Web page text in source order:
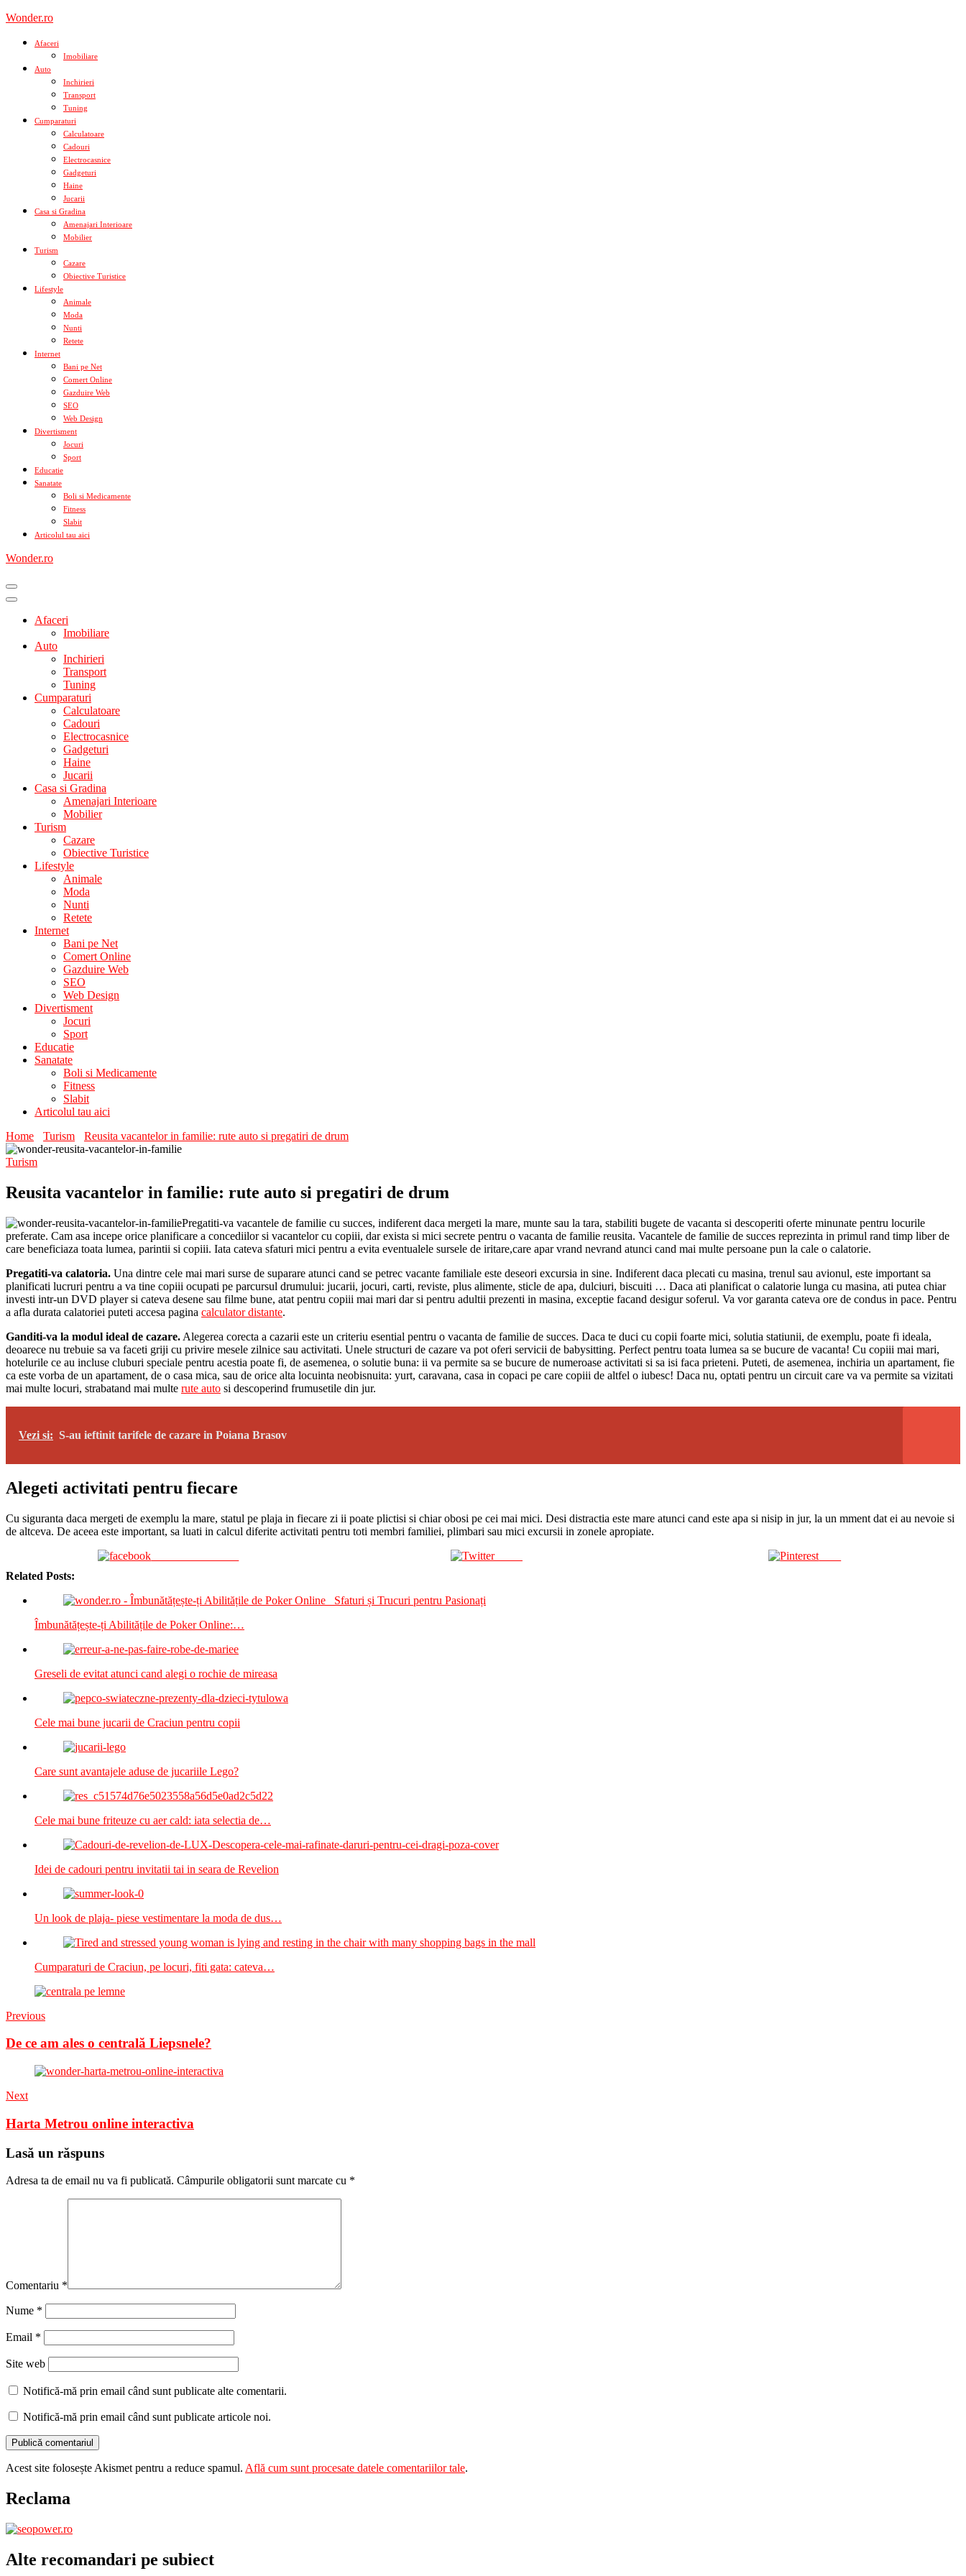
Skip
content
Wonder.ro
Afaceri
Imobiliare
Auto
Inchirieri
Transport
Tuning
Cumparaturi
Calculatoare
Cadouri
Electrocasnice
Gadgeturi
Haine
Jucarii
Casa si Gradina
Amenajari Interioare
Mobilier
Turism
Cazare
Obiective Turistice
Lifestyle
Animale
Moda
Nunti
Retete
Internet
Bani pe Net
Comert Online
Gazduire Web
SEO
Web Design
Divertisment
Jocuri
Sport
Educatie
Sanatate
Boli si Medicamente
Fitness
Slabit
Articolul tau aici
Wonder.ro
Afaceri
Imobiliare
Auto
Inchirieri
Transport
Tuning
Cumparaturi
Calculatoare
Cadouri
Electrocasnice
Gadgeturi
Haine
Jucarii
Casa si Gradina
Amenajari Interioare
Mobilier
Turism
Cazare
Obiective Turistice
Lifestyle
Animale
Moda
Nunti
Retete
Internet
Bani pe Net
Comert Online
Gazduire Web
SEO
Web Design
Divertisment
Jocuri
Sport
Educatie
Sanatate
Boli si Medicamente
Fitness
Slabit
Articolul tau aici
Home
Turism Reusita vacantelor in familie: rute auto si pregatiri de drum
Turism
Reusita vacantelor in familie: rute auto si pregatiri de drum
Pregatiti-va vacantele de familie cu succes, indiferent daca mergeti la mare, munte sau la tara, stabiliti bugete de vacanta si descoperiti oferte minunate pentru locurile
preferate. Cam asa incepe orice planificare a concediilor si vacantelor cu copiii, dar exista si mici secrete pentru o vacanta de familie reusita. Vacantele de familie de succes reprezinta in primul rand timp liber de
care beneficiaza toata lumea, parintii si copiii. Iata cateva sfaturi mici pentru a evita eventualele sursele de iritare,care apar vrand nevrand atunci cand mai multe persoane pun la cale o calatorie.
Pregatiti-va calatoria. Una dintre cele mai mari surse de suparare atunci cand se petrec vacante familiale este deseori excursia in sine. Indiferent daca plecati cu masina, trenul sau avionul, este important sa
planificati lucruri pentru a va tine copiii ocupati pe parcursul drumului: jucarii, jocuri, carti, reviste, plus alimente, sticle de apa, dulciuri, biscuiti … Daca ati planificat o calatorie lunga cu masina, ati putea chiar
investi intr-un DVD player si cateva desene sau filme bune, atat pentru copiii mai mari dar si pentru adultii prezenti in masina, exceptie facand desigur soferul. Va vor garanta cateva ore de condus in pace. Pentru
a afla durata calatoriei puteti accesa pagina calculator distante.
Ganditi-va la modul ideal de cazare. Alegerea corecta a cazarii este un criteriu esential pentru o vacanta de familie de succes. Daca te duci cu copii foarte mici, solutia statiunii, de exemplu, poate fi ideala,
deoarece nu trebuie sa va faceti griji cu privire mesele zilnice sau activitati. Unele structuri de cazare va pot oferi servicii de babysitting. Perfect pentru toata lumea sa se bucure de vacanta! Cu copiii mai mari,
hotelurile ce au incluse cluburi speciale pentru acestia poate fi, de asemenea, o solutie buna: ii va permite sa se bucure de numeroase activitati si sa isi faca prieteni. Puteti, de asemenea, inchiria un apartament, fie
ca este vorba de un apartament, de o casa mica, sau de orice alta locuinta neobisnuita: yurt, caravana, casa in copaci pe care copiii de altfel o iubesc! Daca nu, optati pentru un circuit care va va permite sa vizitati
mai multe locuri, strabatand mai multe rute auto si descoperind frumusetile din jur.
Vezi si: S-au ieftinit tarifele de cazare in Poiana Brasov
Alegeti activitati pentru fiecare
Cu siguranta daca mergeti de exemplu la mare, statul pe plaja in fiecare zi ii poate plictisi si chiar obosi pe cei mai mici. Desi distractia este mare atunci cand este apa si nisip in jur, la un mment dat ei au nevoie si
de altceva. De aceea este important, sa luati in calcul diferite activitati pentru toti membri familiei, plimbari sau mici excursii in zonele apropiate.
Tweet
Related Posts:
Îmbunătățește-ți Abilitățile de Poker Online:…
Greseli de evitat atunci cand alegi o rochie de mireasa
Cele mai bune jucarii de Craciun pentru copii
Care sunt avantajele aduse de jucariile Lego?
Cele mai bune friteuze cu aer cald: iata selectia de…
Idei de cadouri pentru invitatii tai in seara de Revelion
Un look de plaja- piese vestimentare la moda de dus…
Cumparaturi de Craciun, pe locuri, fiti gata: cateva…
Previous
De ce am ales o centrală Liepsnele?
Next
Harta Metrou online interactiva
Lasă un răspuns
Adresa ta de email nu va fi publicată. Câmpurile obligatorii sunt marcate cu *
Comentariu *
Nume *
Email *
Site web
Notifică-mă prin email când sunt publicate alte comentarii.
Notifică-mă prin email când sunt publicate articole noi.
Acest site folosește Akismet pentru a reduce spamul. Află cum sunt procesate datele comentariilor tale.
Reclama
Alte recomandari pe subiect